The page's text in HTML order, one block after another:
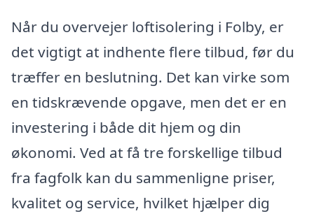
Når du overvejer loftisolering i Folby, er
det vigtigt at indhente flere tilbud, før du
træffer en beslutning. Det kan virke som
en tidskrævende opgave, men det er en
investering i både dit hjem og din
økonomi. Ved at få tre forskellige tilbud
fra fagfolk kan du sammenligne priser,
kvalitet og service, hvilket hjælper dig